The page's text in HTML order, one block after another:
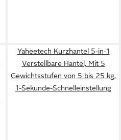
Yaheetech Kurzhantel 5-in-1
Verstellbare Hantel, Mit 5
Gewichtsstufen von 5 bis 25 kg,
1-Sekunde-Schnelleinstellung